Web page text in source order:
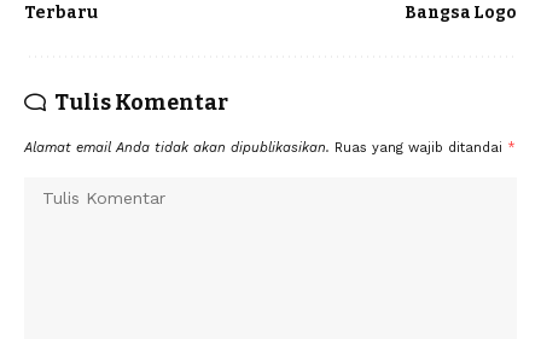
Terbaru
Bangsa Logo
Tulis Komentar
Alamat email Anda tidak akan dipublikasikan. Ruas yang wajib ditandai *